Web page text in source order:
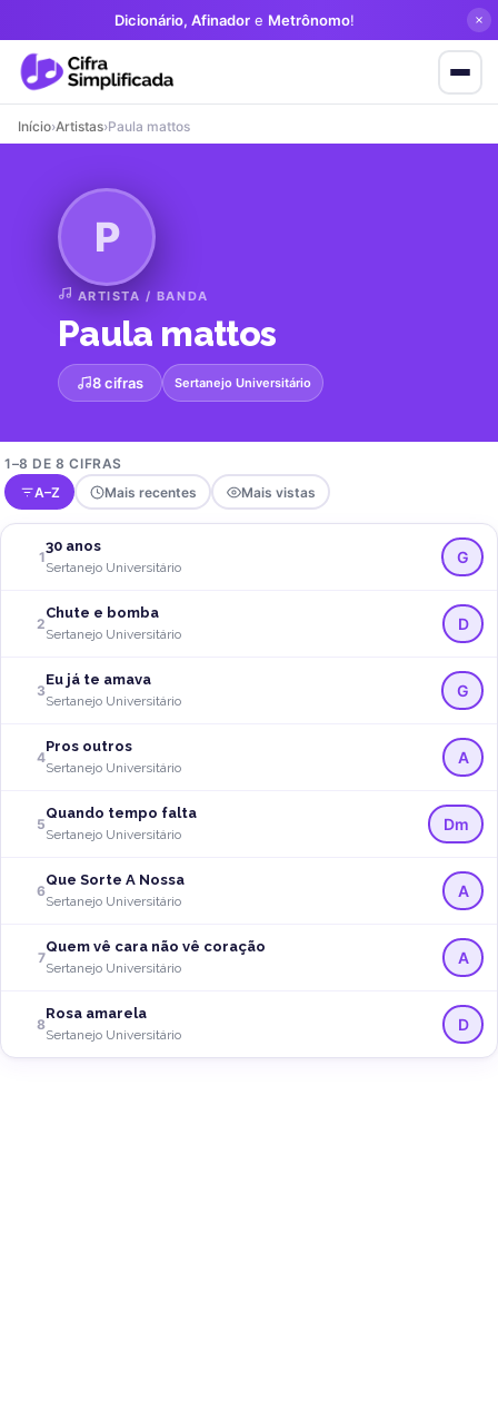
Dicionário, Afinador e Metrônomo!
Início›Artistas›Paula mattos
P
ARTISTA / BANDA
Paula mattos
8 cifras Sertanejo Universitário
1–8 DE 8 CIFRAS
A–Z
Mais recentes Mais vistas
1
30 anos
Sertanejo Universitário
G
2
Chute e bomba
Sertanejo Universitário
D
3
Eu já te amava
Sertanejo Universitário
G
4
Pros outros
Sertanejo Universitário
A
5
Quando tempo falta
Sertanejo Universitário
Dm
6
Que Sorte A Nossa
Sertanejo Universitário
A
7
Quem vê cara não vê coração
Sertanejo Universitário
A
8
Rosa amarela
Sertanejo Universitário
D